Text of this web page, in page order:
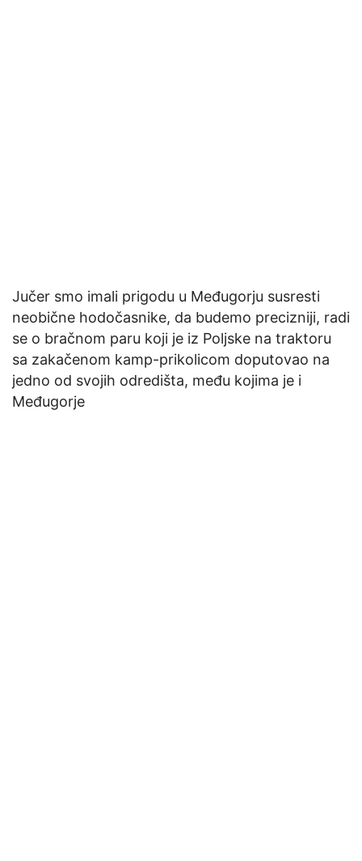
Jučer smo imali prigodu u Međugorju susresti
neobične hodočasnike, da budemo precizniji, radi
se o bračnom paru koji je iz Poljske na traktoru
sa zakačenom kamp-prikolicom doputovao na
jedno od svojih odredišta, među kojima je i
Međugorje